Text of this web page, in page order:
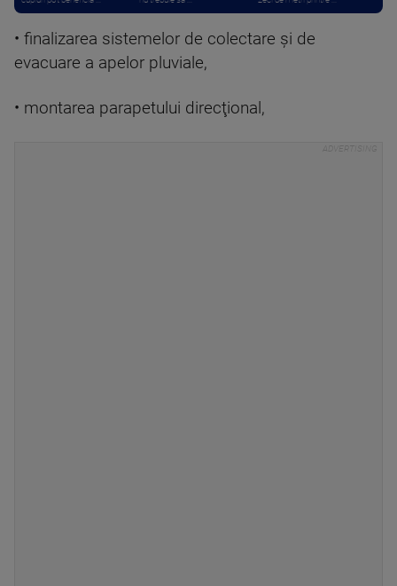
• finalizarea sistemelor de colectare şi de
evacuare a apelor pluviale,
• montarea parapetului direcţional,